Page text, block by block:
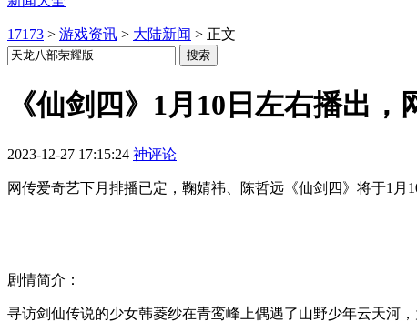
17173 > 游戏资讯 > 大陆新闻 > 正文
《仙剑四》1月10日左右播出
2023-12-27 17:15:24 神评论
网传爱奇艺下月排播已定，鞠婧祎、陈哲远《仙剑四》将于1月
剧情简介：
寻访剑仙传说的少女韩菱纱在青鸾峰上偶遇了山野少年云天河